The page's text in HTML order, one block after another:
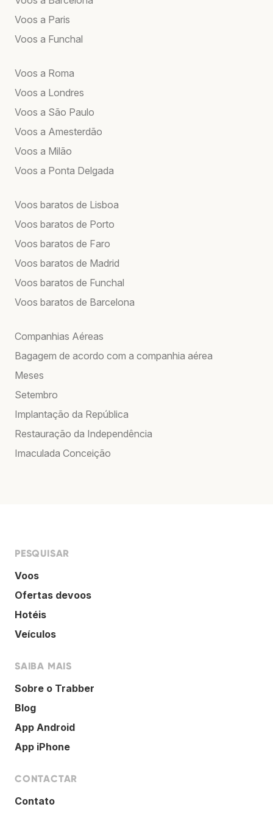
Voos a Paris
Voos a Funchal
Voos a Roma
Voos a Londres
Voos a São Paulo
Voos a Amesterdão
Voos a Milão
Voos a Ponta Delgada
Voos baratos de Lisboa
Voos baratos de Porto
Voos baratos de Faro
Voos baratos de Madrid
Voos baratos de Funchal
Voos baratos de Barcelona
Companhias Aéreas
Bagagem de acordo com a companhia aérea
Meses
Setembro
Implantação da República
Restauração da Independência
Imaculada Conceição
PESQUISAR
Voos
Ofertas devoos
Hotéis
Veículos
SAIBA MAIS
Sobre o Trabber
Blog
App Android
App iPhone
CONTACTAR
Contato